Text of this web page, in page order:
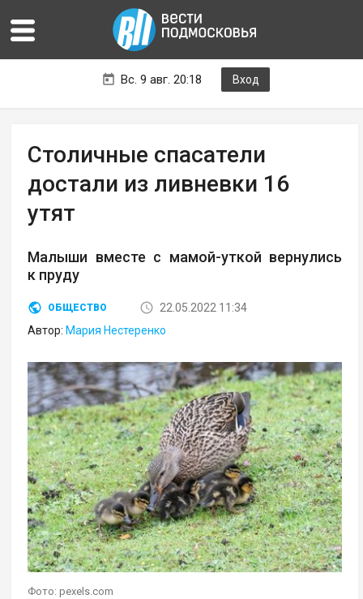
Вс. 9 авг. 20:18 Вход
Столичные спасатели
достали из ливневки 16
утят
Малыши вместе с мамой-уткой вернулись
к пруду
ОБЩЕСТВО
22.05.2022 11:34
Автор: Мария Нестеренко
Фото: pexels.com